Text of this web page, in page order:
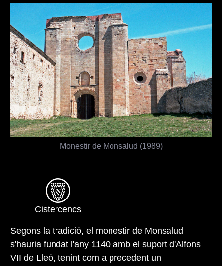
Monestir de Monsalud (1989)
Cistercencs
Segons la tradició, el monestir de Monsalud
s'hauria fundat l'any 1140 amb el suport d'Alfons
VII de Lleó, tenint com a precedent un